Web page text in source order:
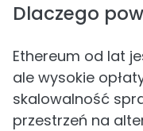
Dlaczego
Ethereum od lat
ale wysokie
skalowalność
przestrzeń na